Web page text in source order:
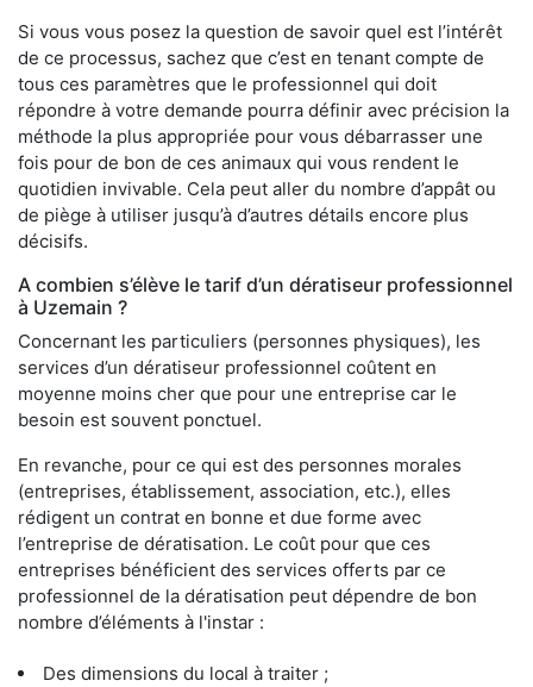
Si vous vous posez la question de savoir quel est l’intérêt
de ce processus, sachez que c’est en tenant compte de
tous ces paramètres que le professionnel qui doit
répondre à votre demande pourra définir avec précision la
méthode la plus appropriée pour vous débarrasser une
fois pour de bon de ces animaux qui vous rendent le
quotidien invivable. Cela peut aller du nombre d’appât ou
de piège à utiliser jusqu’à d’autres détails encore plus
décisifs.
A combien s’élève le tarif d’un dératiseur professionnel
à Uzemain ?
Concernant les particuliers (personnes physiques), les
services d’un dératiseur professionnel coûtent en
moyenne moins cher que pour une entreprise car le
besoin est souvent ponctuel.
En revanche, pour ce qui est des personnes morales
(entreprises, établissement, association, etc.), elles
rédigent un contrat en bonne et due forme avec
l’entreprise de dératisation. Le coût pour que ces
entreprises bénéficient des services offerts par ce
professionnel de la dératisation peut dépendre de bon
nombre d’éléments à l'instar :
Des dimensions du local à traiter ;